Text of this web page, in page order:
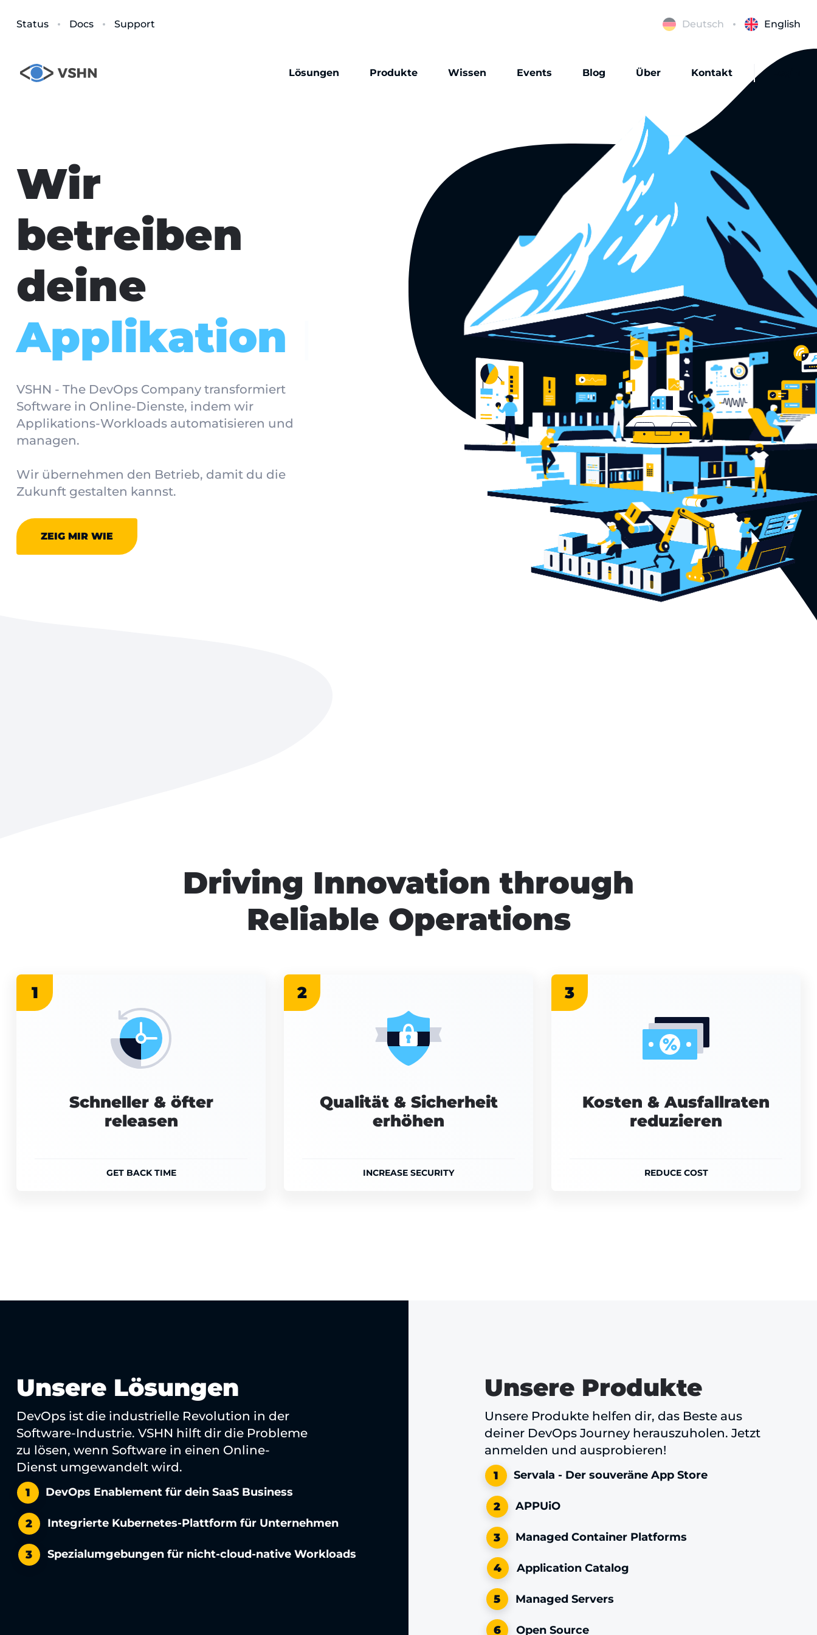
Status Docs Support Deutsch English
Lösungen Produkte Wissen Events Blog Über Kontakt
Wir
betreiben
deine
App|
VSHN - The DevOps Company transformiert
Software in Online-Dienste, indem wir
Applikations-Workloads automatisieren und
managen.
Wir übernehmen den Betrieb, damit du die
Zukunft gestalten kannst.
ZEIG MIR WIE
Driving Innovation through
Reliable Operations
1
Schneller & öfter
releasen
GET BACK TIME
2
Qualität & Sicherheit
erhöhen
INCREASE SECURITY
3
Kosten & Ausfallraten
reduzieren
REDUCE COST
Unsere Lösungen
DevOps ist die industrielle Revolution in der
Software-Industrie. VSHN hilft dir die Probleme
zu lösen, wenn Software in einen Online-
Dienst umgewandelt wird.
1 DevOps Enablement für dein SaaS Business
2 Integrierte Kubernetes-Plattform für Unternehmen
3 Spezialumgebungen für nicht-cloud-native Workloads
Unsere Produkte
Unsere Produkte helfen dir, das Beste aus
deiner DevOps Journey herauszuholen. Jetzt
anmelden und ausprobieren!
1 Servala - Der souveräne App Store
2 APPUiO
3 Managed Container Platforms
4 Application Catalog
5 Managed Servers
6 Open Source